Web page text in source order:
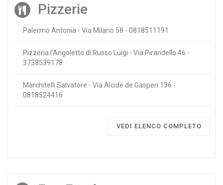
Pizzerie
Palermo Antonia - Via Milano 58 - 0818511191
Pizzeria l'Angoletto di Russo Luigi - Via Pirandello 46 -
3738539178
Marchitelli Salvatore - Via Alcide de Gasperi 136 -
0818524416
VEDI ELENCO COMPLETO